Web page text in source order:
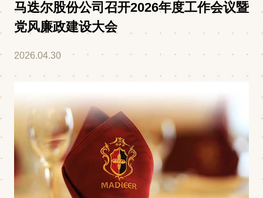
马迭尔股份公司召开2026年度工作会议暨
党风廉政建设大会
2026.04.30